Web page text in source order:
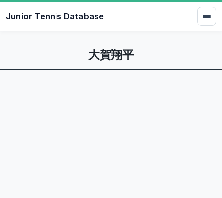
Junior Tennis Database
大賀翔平